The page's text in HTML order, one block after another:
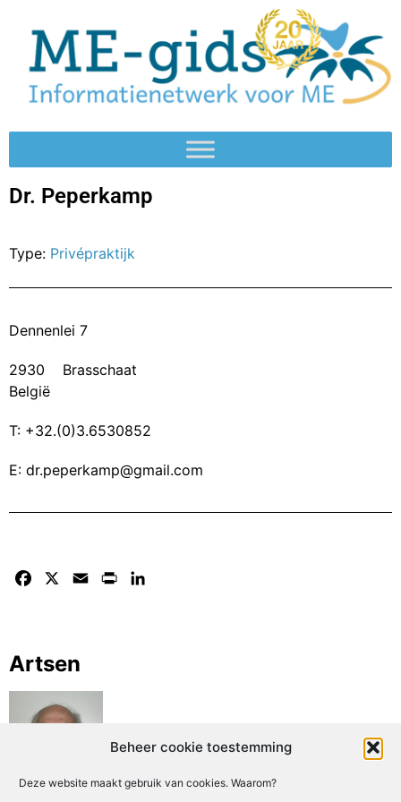
Beheer cookie toestemming
Deze website maakt gebruik van cookies. Waarom?
Dr. Peperkamp
Type: Privépraktijk
Dennenlei 7
2930
Brasschaat
België
T: +32.(0)3.6530852
E: dr.peperkamp@gmail.com
Facebook Email Print
Artsen